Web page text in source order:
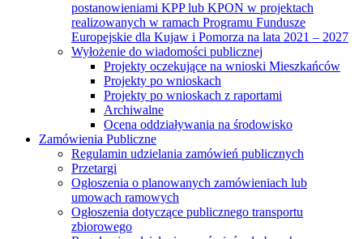
postanowieniami KPP lub KPON w projektach
realizowanych w ramach Programu Fundusze
Europejskie dla Kujaw i Pomorza na lata 2021 – 2027
Wyłożenie do wiadomości publicznej
Projekty oczekujące na wnioski Mieszkańców
Projekty po wnioskach
Projekty po wnioskach z raportami
Archiwalne
Ocena oddziaływania na środowisko
Zamówienia Publiczne
Regulamin udzielania zamówień publicznych
Przetargi
Ogłoszenia o planowanych zamówieniach lub
umowach ramowych
Ogłoszenia dotyczące publicznego transportu
zbiorowego